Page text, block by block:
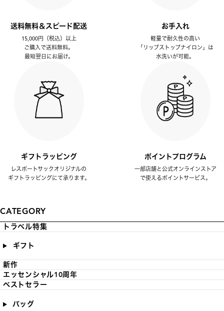
送料無料＆スピード配送
15,000円（税込）以上
ご購入で送料無料。
最短翌日にお届け。
お手入れ
軽量で耐久性の高い
「リップストップナイロン」は
水洗いが可能。
ギフトラッピング
レスポートサックオリジナルの
ギフトラッピングにて承ります。
ポイントプログラム
一部店舗と公式オンラインストア
で使えるポイントサービス。
CATEGORY
トラベル特集
ギフト
新作
エッセンシャル10周年
ベストセラー
バッグ